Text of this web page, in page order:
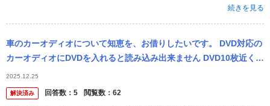
続きを見る
車のカーオディオについて知恵を、お借りしたいです。 DVD対応の
カーオディオにDVDを入れると読み込み出来ません DVD10枚近く再
生かけましたが読み込みませんでした。 家のプレーヤー、他のカ
ー...
2025.12.25
解決済み 回答数： 5 閲覧数： 62